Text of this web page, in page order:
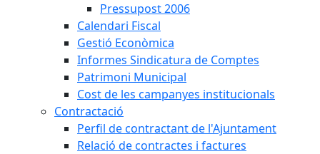
Pressupost 2006
Calendari Fiscal
Gestió Econòmica
Informes Sindicatura de Comptes
Patrimoni Municipal
Cost de les campanyes institucionals
Contractació
Perfil de contractant de l'Ajuntament
Relació de contractes i factures